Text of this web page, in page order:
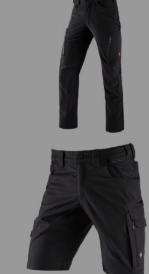
Cargobroek e.s.vision stretch,
Short e.s.concrete light